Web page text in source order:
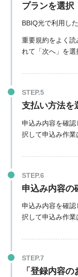
プランを選択
BBIQ光で利用し
重要規約をよく
れて「次へ」を選
支払い方法を
申込み内容を確
択して申込み作業
申込み内容の
申込み内容を確
択して申込み作業
「登録内容